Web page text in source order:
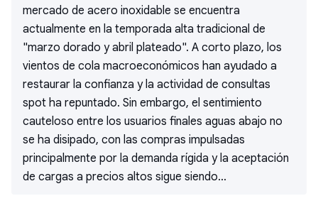
mercado de acero inoxidable se encuentra
actualmente en la temporada alta tradicional de
"marzo dorado y abril plateado". A corto plazo, los
vientos de cola macroeconómicos han ayudado a
restaurar la confianza y la actividad de consultas
spot ha repuntado. Sin embargo, el sentimiento
cauteloso entre los usuarios finales aguas abajo no
se ha disipado, con las compras impulsadas
principalmente por la demanda rígida y la aceptación
de cargas a precios altos sigue siendo...